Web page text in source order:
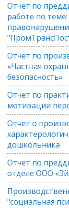
Отчет по
работе по
Отчёт по
«Частная
безопасность»
Отчет по
мотивации
Отчет о
дошкольника
Отчет по
отделе ООО
"социальная